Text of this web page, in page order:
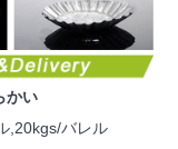
かい
,20kgs/バレル